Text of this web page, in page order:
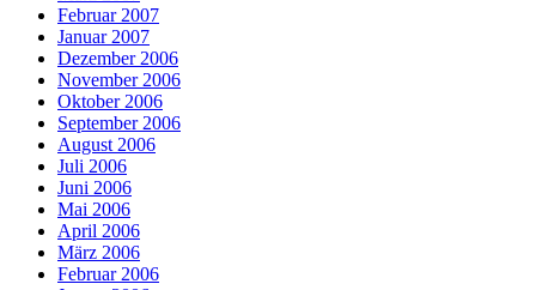
Februar 2007
Januar 2007
Dezember 2006
November 2006
Oktober 2006
September 2006
August 2006
Juli 2006
Juni 2006
Mai 2006
April 2006
März 2006
Februar 2006